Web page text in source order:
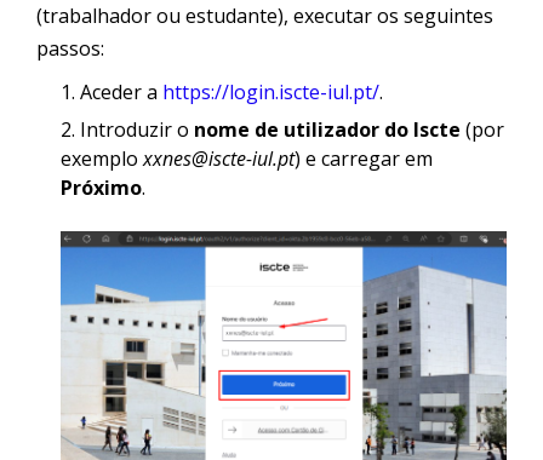
(trabalhador ou estudante), executar os seguintes
passos:
Aceder a https://login.iscte-iul.pt/.
Introduzir o nome de utilizador do Iscte (por
exemploxxnes@iscte-iul.pt) e carregar em
Próximo.